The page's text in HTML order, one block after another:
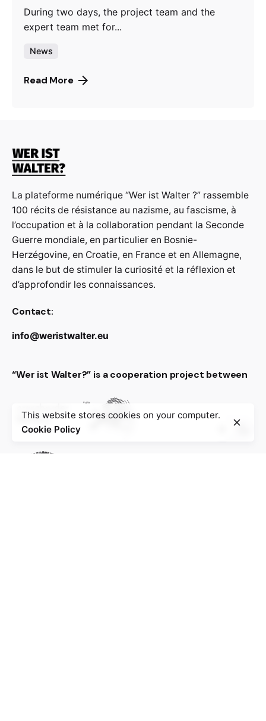
During two days, the project team and the
expert team met for...
News
Read More
La plateforme numérique “Wer ist Walter ?” rassemble
100 récits de résistance au nazisme, au fascisme, à
l’occupation et à la collaboration pendant la Seconde
Guerre mondiale, en particulier en Bosnie-
Herzégovine, en Croatie, en France et en Allemagne,
dans le but de stimuler la curiosité et la réflexion et
d’approfondir les connaissances.
Contact:
info@weristwalter.eu
“Wer ist Walter?” is a cooperation project between
This website stores cookies on your computer.
Cookie Policy